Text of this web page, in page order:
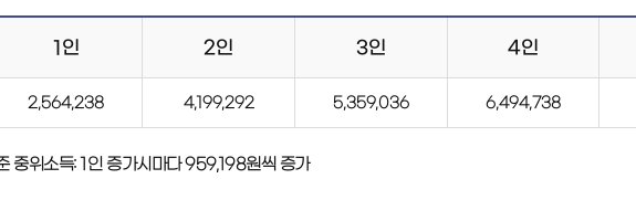
1인 2인 3인 4인
2,564,238 4,199,292 5,359,036 6,494,738
중위소득: 1인 증가시마다 959,198원씩 증가